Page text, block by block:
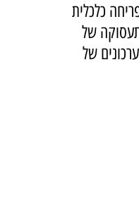
ולפריחה כלכלית
של
של